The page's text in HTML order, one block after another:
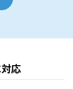
応